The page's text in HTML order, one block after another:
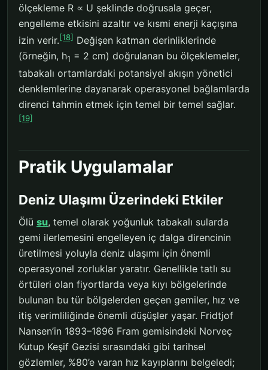
ölçekleme R ∝ U şeklinde doğrusala geçer,
engelleme etkisini azaltır ve kısmi enerji kaçışına
izin verir.[18] Değişen katman derinliklerinde
(örneğin, h1 = 2 cm) doğrulanan bu ölçeklemeler,
tabakalı ortamlardaki potansiyel akışın yönetici
denklemlerine dayanarak operasyonel bağlamlarda
direnci tahmin etmek için temel bir temel sağlar.
[19]
Pratik Uygulamalar
Deniz Ulaşımı Üzerindeki Etkiler
Ölü su, temel olarak yoğunluk tabakalı sularda
gemi ilerlemesini engelleyen iç dalga direncinin
üretilmesi yoluyla deniz ulaşımı için önemli
operasyonel zorluklar yaratır. Genellikle tatlı su
örtüleri olan fiyortlarda veya kıyı bölgelerinde
bulunan bu tür bölgelerden geçen gemiler, hız ve
itiş verimliliğinde önemli düşüşler yaşar. Fridtjof
Nansen’in 1893–1896 Fram gemisindeki Norveç
Kutup Keşif Gezisi sırasındaki gibi tarihsel
gözlemler, %80’e varan hız kayıplarını belgeledi;